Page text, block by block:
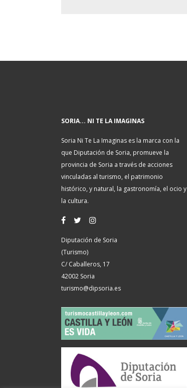
SORIA... NI TE LA IMAGINAS
Soria Ni Te La Imaginas es la marca con la
que Diputación de Soria, promueve la
provincia de Soria a través de acciones
vinculadas al turismo, el patrimonio
histórico, y natural, la gastronomía, el ocio y
la cultura.
Diputación de Soria
(Turismo)
C/ Caballeros, 17
42002 Soria
turismo@dipsoria.es